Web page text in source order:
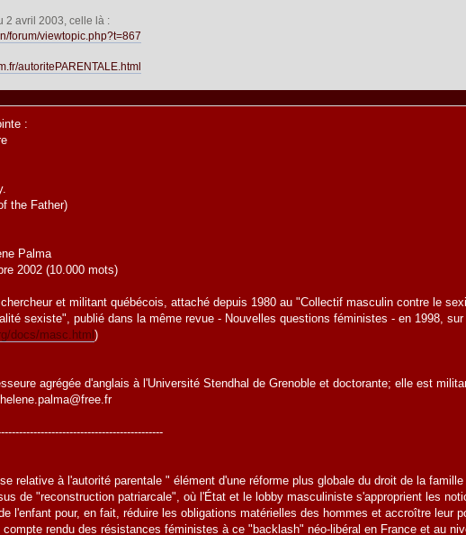
2 avril 2003, celle là :
forum/viewtopic.php?t=867
autoritePARENTALE.html
:
the Father)
Palma
2002 (10.000 mots)
et militant québécois, attaché depuis 1980 au "Collectif masculin contre le
sexiste", publié dans la même revue - Nouvelles questions féministes - en 1998,
docs/masc.html)
agrégée d'anglais à l'Université Stendhal de Grenoble et doctorante; elle est
relative à l'autorité parentale " élément d'une réforme plus globale du droit de la
de "reconstruction patriarcale", où l'État et le lobby masculiniste s'approprient les
l'enfant pour, en fait, réduire les obligations matérielles des hommes et accroître leur
rendu des résistances féministes à ce "backlash" néo-libéral en France et au